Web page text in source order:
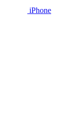
iPhone